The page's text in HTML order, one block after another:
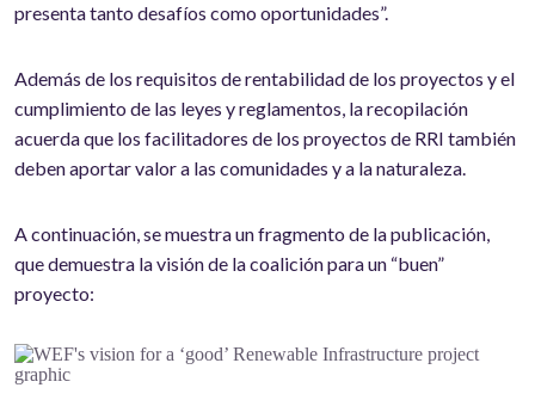
presenta tanto desafíos como oportunidades”.
Además de los requisitos de rentabilidad de los proyectos y el
cumplimiento de las leyes y reglamentos, la recopilación
acuerda que los facilitadores de los proyectos de RRI también
deben aportar valor a las comunidades y a la naturaleza.
A continuación, se muestra un fragmento de la publicación,
que demuestra la visión de la coalición para un “buen”
proyecto: